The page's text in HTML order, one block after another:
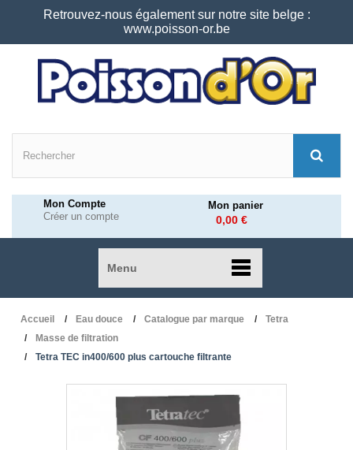
Retrouvez-nous également sur notre site belge :
www.poisson-or.be
Mon Compte
Créer un compte
Mon panier
0,00 €
Menu
Accueil Eau douce Catalogue par marque
Tetra
Masse de filtration
Tetra TEC in400/600 plus cartouche filtrante